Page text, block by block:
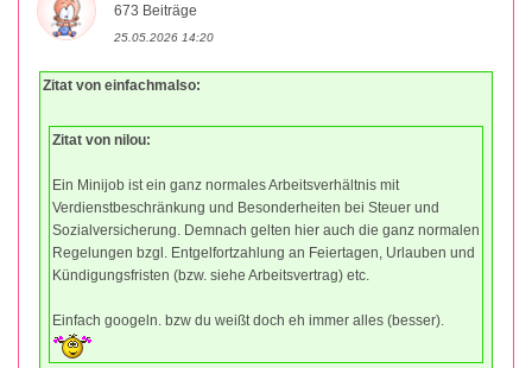
673 Beiträge
25.05.2026 14:20
Zitat von einfachmalso:
Zitat von nilou:
Ein Minijob ist ein ganz normales Arbeitsverhältnis mit
Verdienstbeschränkung und Besonderheiten bei Steuer und
Sozialversicherung. Demnach gelten hier auch die ganz normalen
Regelungen bzgl. Entgelfortzahlung an Feiertagen, Urlauben und
Kündigungsfristen (bzw. siehe Arbeitsvertrag) etc.
Einfach googeln. bzw du weißt doch eh immer alles (besser).